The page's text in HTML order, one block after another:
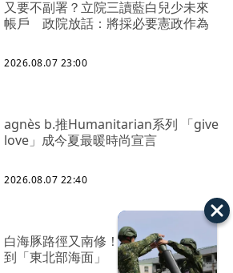
又要不副署？立院三讀藍白兒少未來
帳戶 政院放話：將採必要憲政作為
2026.08.07 23:00
agnès b.推Humanitarian系列 「give
love」成今夏最暖時尚宣言
2026.08.07 22:40
白海豚路徑又南修！ 海警範圍擴增
到「東北部海面」